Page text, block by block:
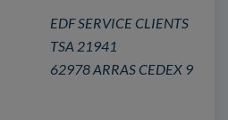
EDF SERVICE CLIENTS
TSA 21941
62978 ARRAS CEDEX 9